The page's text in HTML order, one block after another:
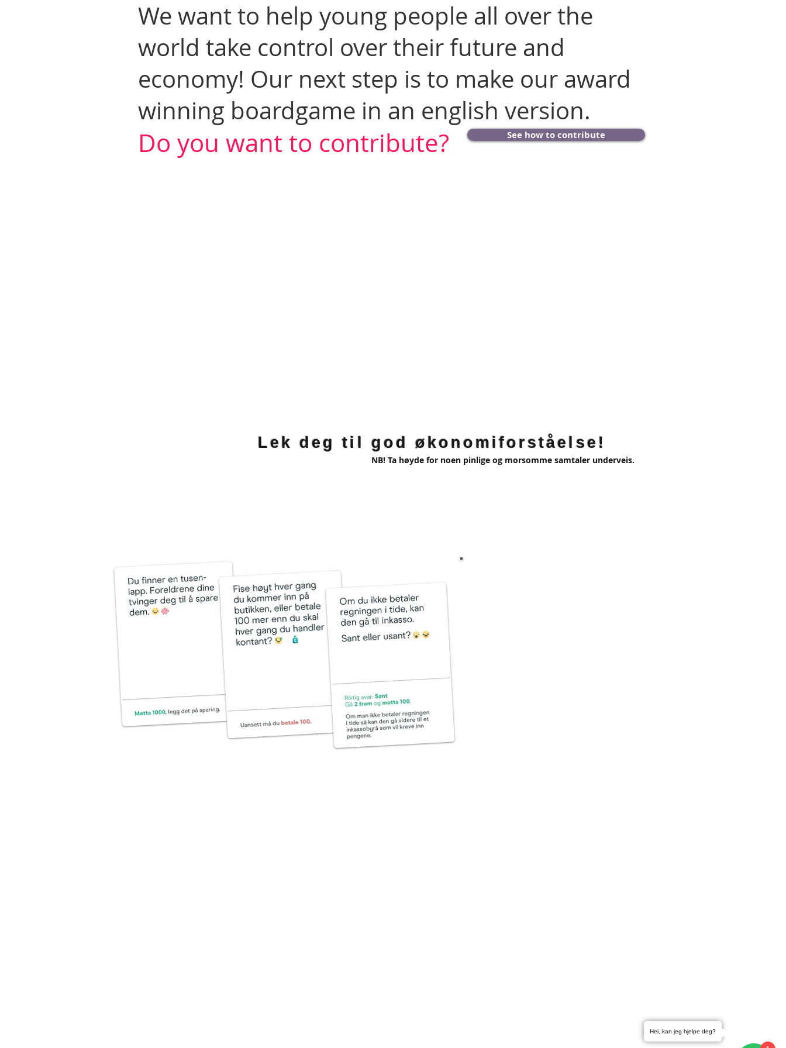
We want to help young people all over the
world take control over their future and
economy! Our next step is to make our award
winning boardgame in an english version.
Do you want to contribute? See how to contribute
Lek deg til god økonomiforståelse!
NB! Ta høyde for noen pinlige og morsomme samtaler underveis.
Hei, kan jeg hjelpe deg?